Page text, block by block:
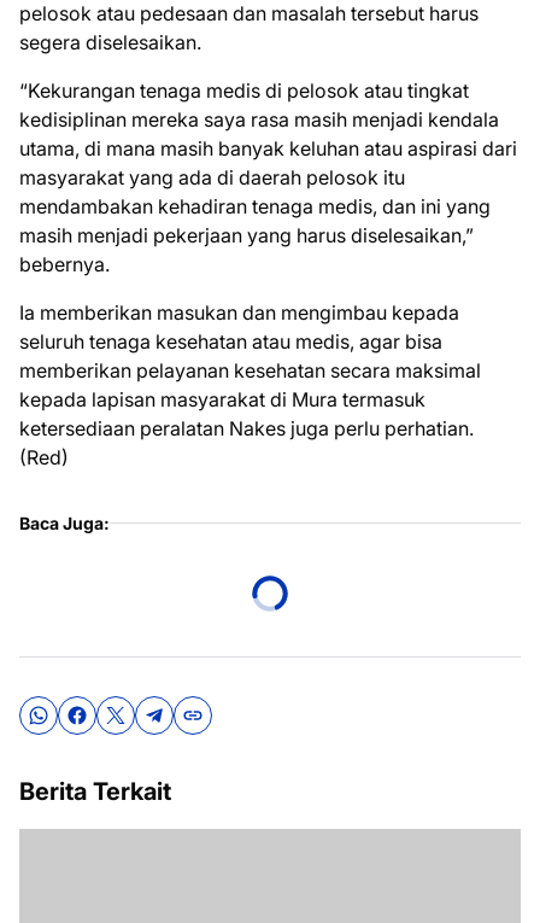
pelosok atau pedesaan dan masalah tersebut harus
segera diselesaikan.
“Kekurangan tenaga medis di pelosok atau tingkat
kedisiplinan mereka saya rasa masih menjadi kendala
utama, di mana masih banyak keluhan atau aspirasi dari
masyarakat yang ada di daerah pelosok itu
mendambakan kehadiran tenaga medis, dan ini yang
masih menjadi pekerjaan yang harus diselesaikan,”
bebernya.
Ia memberikan masukan dan mengimbau kepada
seluruh tenaga kesehatan atau medis, agar bisa
memberikan pelayanan kesehatan secara maksimal
kepada lapisan masyarakat di Mura termasuk
ketersediaan peralatan Nakes juga perlu perhatian.
(Red)
Baca Juga:
Berita Terkait